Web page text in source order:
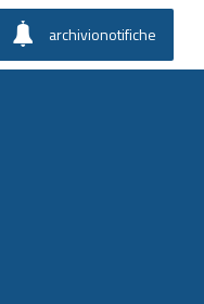
archivionotifiche